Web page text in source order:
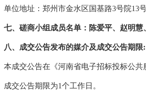
单位地址：郑州市金水区国基路3号院13
七、磋商小组成员名单：陈爱平、赵明慧
八、成交公告发布的媒介及成交公告期限:
本成交公告在《河南省电子招标投标公共
成交公告期限为1个工作日。